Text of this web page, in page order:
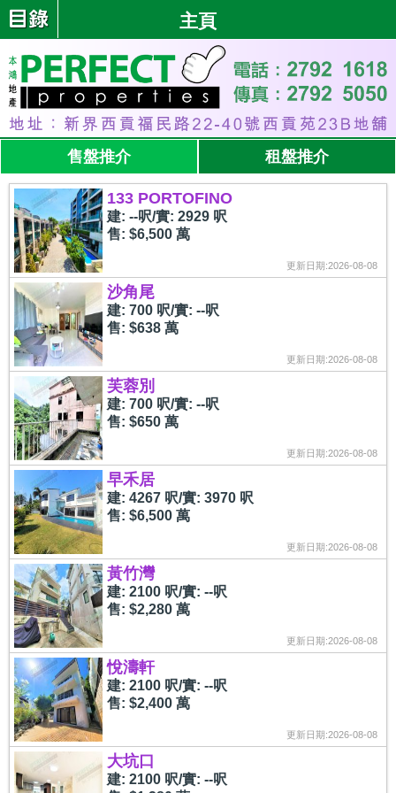
主頁
售盤推介 租盤推介
133 PORTOFINO
建: --呎/實: 2929 呎
售: $6,500 萬
更新日期:2026-08-08
沙角尾
建: 700 呎/實: --呎
售: $638 萬
更新日期:2026-08-08
芙蓉別
建: 700 呎/實: --呎
售: $650 萬
更新日期:2026-08-08
早禾居
建: 4267 呎/實: 3970 呎
售: $6,500 萬
更新日期:2026-08-08
黃竹灣
建: 2100 呎/實: --呎
售: $2,280 萬
更新日期:2026-08-08
悅濤軒
建: 2100 呎/實: --呎
售: $2,400 萬
更新日期:2026-08-08
大坑口
建: 2100 呎/實: --呎